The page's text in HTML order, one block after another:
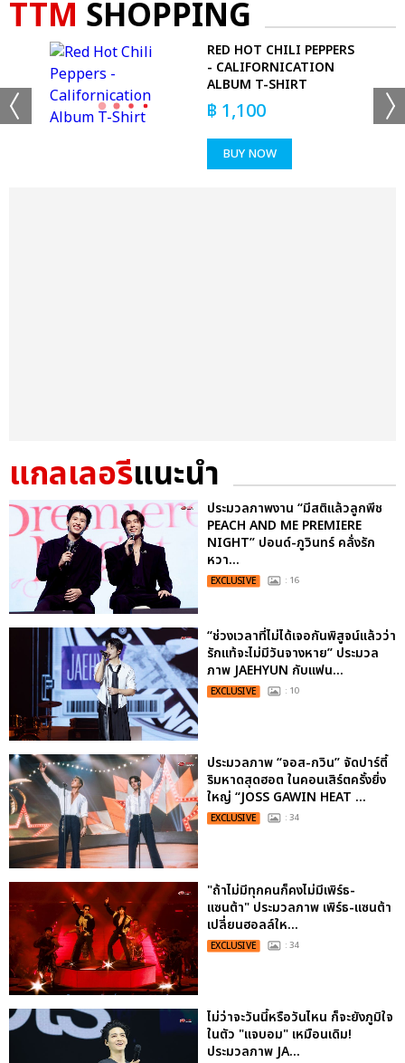
TTM SHOPPING
RED HOT CHILI PEPPERS
- CALIFORNICATION
ALBUM T-SHIRT
฿ 1,100
BUY NOW
แกลเลอรีแนะนำ
ประมวลภาพงาน “มีสติแล้วลูกพีช
PEACH AND ME PREMIERE
NIGHT” ปอนด์-ภูวินทร์ คลั่งรัก
หวา...
EXCLUSIVE : 16
“ช่วงเวลาที่ไม่ได้เจอกันพิสูจน์แล้วว่า
รักแท้จะไม่มีวันจางหาย” ประมวล
ภาพ JAEHYUN กับแฟน...
EXCLUSIVE : 10
ประมวลภาพ “จอส-กวิน” จัดปาร์ตี้
ริมหาดสุดฮอต ในคอนเสิร์ตครั้งยิ่ง
ใหญ่ “JOSS GAWIN HEAT ...
EXCLUSIVE : 34
"ถ้าไม่มีทุกคนก็คงไม่มีเพิร์ธ-
แซนต้า" ประมวลภาพ เพิร์ธ-แซนต้า
เปลี่ยนฮอลล์ให...
EXCLUSIVE : 34
ไม่ว่าจะวันนี้หรือวันไหน ก็จะยังภูมิใจ
ในตัว "แจบอม" เหมือนเดิม!
ประมวลภาพ JA...